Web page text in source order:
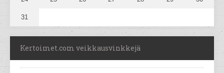
31
Kertoimet.com veikkausvinkkejä